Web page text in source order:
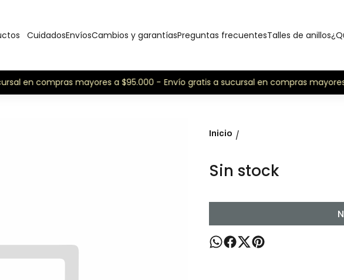
en compras mayores a $95.000 - Envío gratis a sucursal en compras
CuidadosEnvíosCambios y garantíasPreguntas frecuentesTalles de anillos
Inicio /
Sin stock